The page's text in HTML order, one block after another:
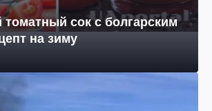
сок с болгарским
на зиму